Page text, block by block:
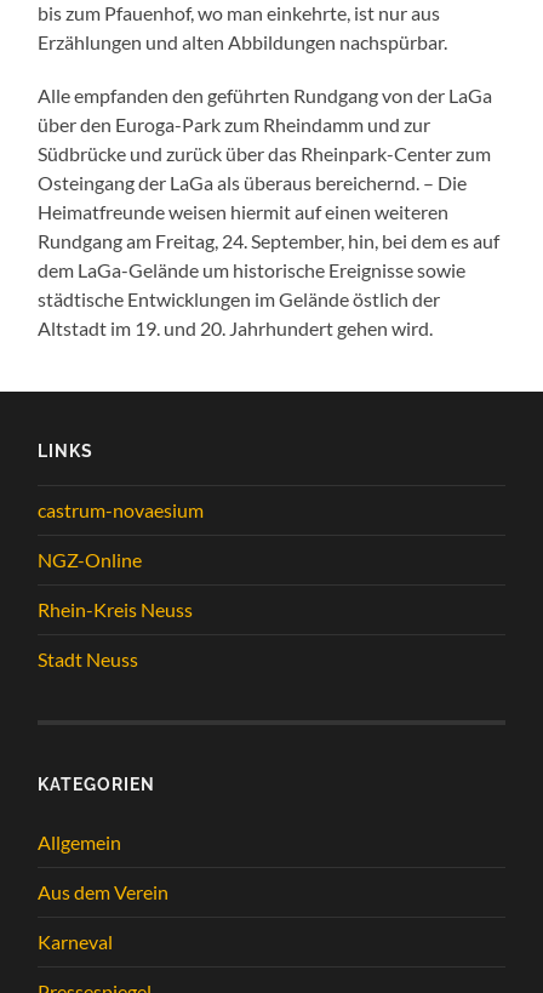
bis zum Pfauenhof, wo man einkehrte, ist nur aus
Erzählungen und alten Abbildungen nachspürbar.
Alle empfanden den geführten Rundgang von der LaGa
über den Euroga-Park zum Rheindamm und zur
Südbrücke und zurück über das Rheinpark-Center zum
Osteingang der LaGa als überaus bereichernd. – Die
Heimatfreunde weisen hiermit auf einen weiteren
Rundgang am Freitag, 24. September, hin, bei dem es auf
dem LaGa-Gelände um historische Ereignisse sowie
städtische Entwicklungen im Gelände östlich der
Altstadt im 19. und 20. Jahrhundert gehen wird.
LINKS
castrum-novaesium
NGZ-Online
Rhein-Kreis Neuss
Stadt Neuss
KATEGORIEN
Allgemein
Aus dem Verein
Karneval